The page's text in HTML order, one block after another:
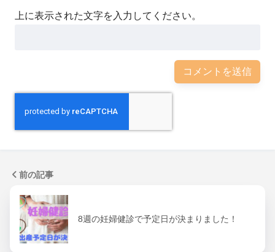
上に表示された文字を入力してください。
前の記事
8週の妊婦健診で予定日が決まりました！